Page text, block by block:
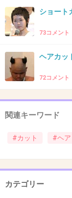
38. 匿名 2016/02/01(月)
義母が元美容
いるのですが
個人的には可
ショート
73コメント
ヘアカッ
72コメント
関連キーワード
#カット #ヘア
カテゴリー